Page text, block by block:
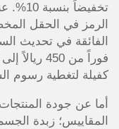
الرمز في الحقل
الفائقة في تحديث
كفيلة لتغطية رسوم
أما عن جودة
المقاييس؛ زبدة